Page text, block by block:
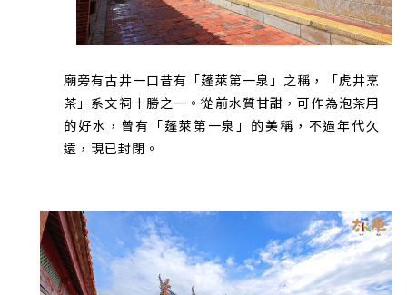
廟旁有古井一口昔有「蓬萊第一泉」之稱，「虎井烹
茶」系文祠十勝之一。從前水質甘甜，可作為泡茶用
的好水，曾有「蓬萊第一泉」的美稱，不過年代久
遠，現已封閉。